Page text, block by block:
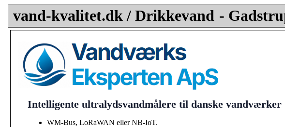
vand-kvalitet.dk / Drikkevand -
Intelligente ultralydsvandmålere til danske vandværker
WM-Bus, LoRaWAN eller NB-IoT.